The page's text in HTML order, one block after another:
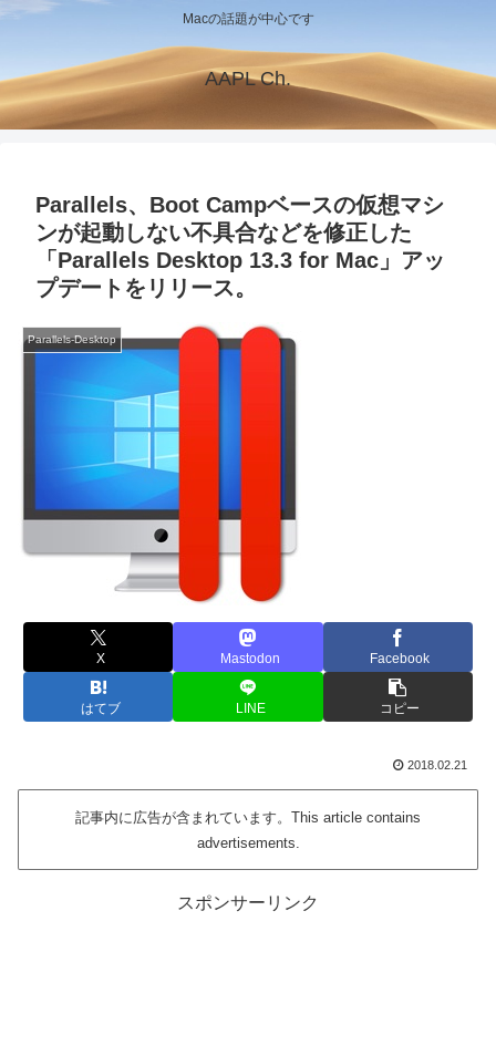
Macの話題が中心です
AAPL Ch.
Parallels、Boot Campベースの仮想マシ
ンが起動しない不具合などを修正した
「Parallels Desktop 13.3 for Mac」アッ
プデートをリリース。
Parallels-Desktop
X Mastodon Facebook
はてブ LINE コピー
2018.02.21
記事内に広告が含まれています。This article contains
advertisements.
スポンサーリンク